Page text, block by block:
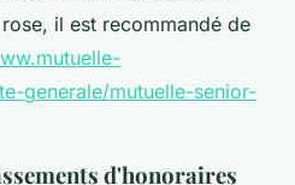
il est recommandé de
generale/mutuelle-senior-
d'honoraires